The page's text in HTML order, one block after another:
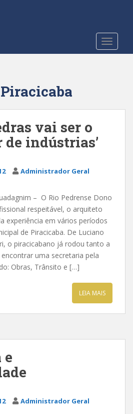
vai ser o
indústrias’
Administrador Geral
– O Rio Pedrense Dono
respeitável, o arquiteto
experiência em vários períodos
de Piracicaba. De Luciano
o piracicabano já rodou tanto a
uma secretaria pela
Obras, Trânsito e […]
LEIA MAIS
e
Administrador Geral